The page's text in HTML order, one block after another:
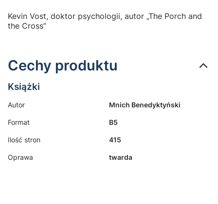
Kevin Vost, doktor psychologii, autor „The Porch and
the Cross”
Cechy produktu
Książki
Autor Mnich Benedyktyński
Format B5
Ilość stron 415
Oprawa twarda